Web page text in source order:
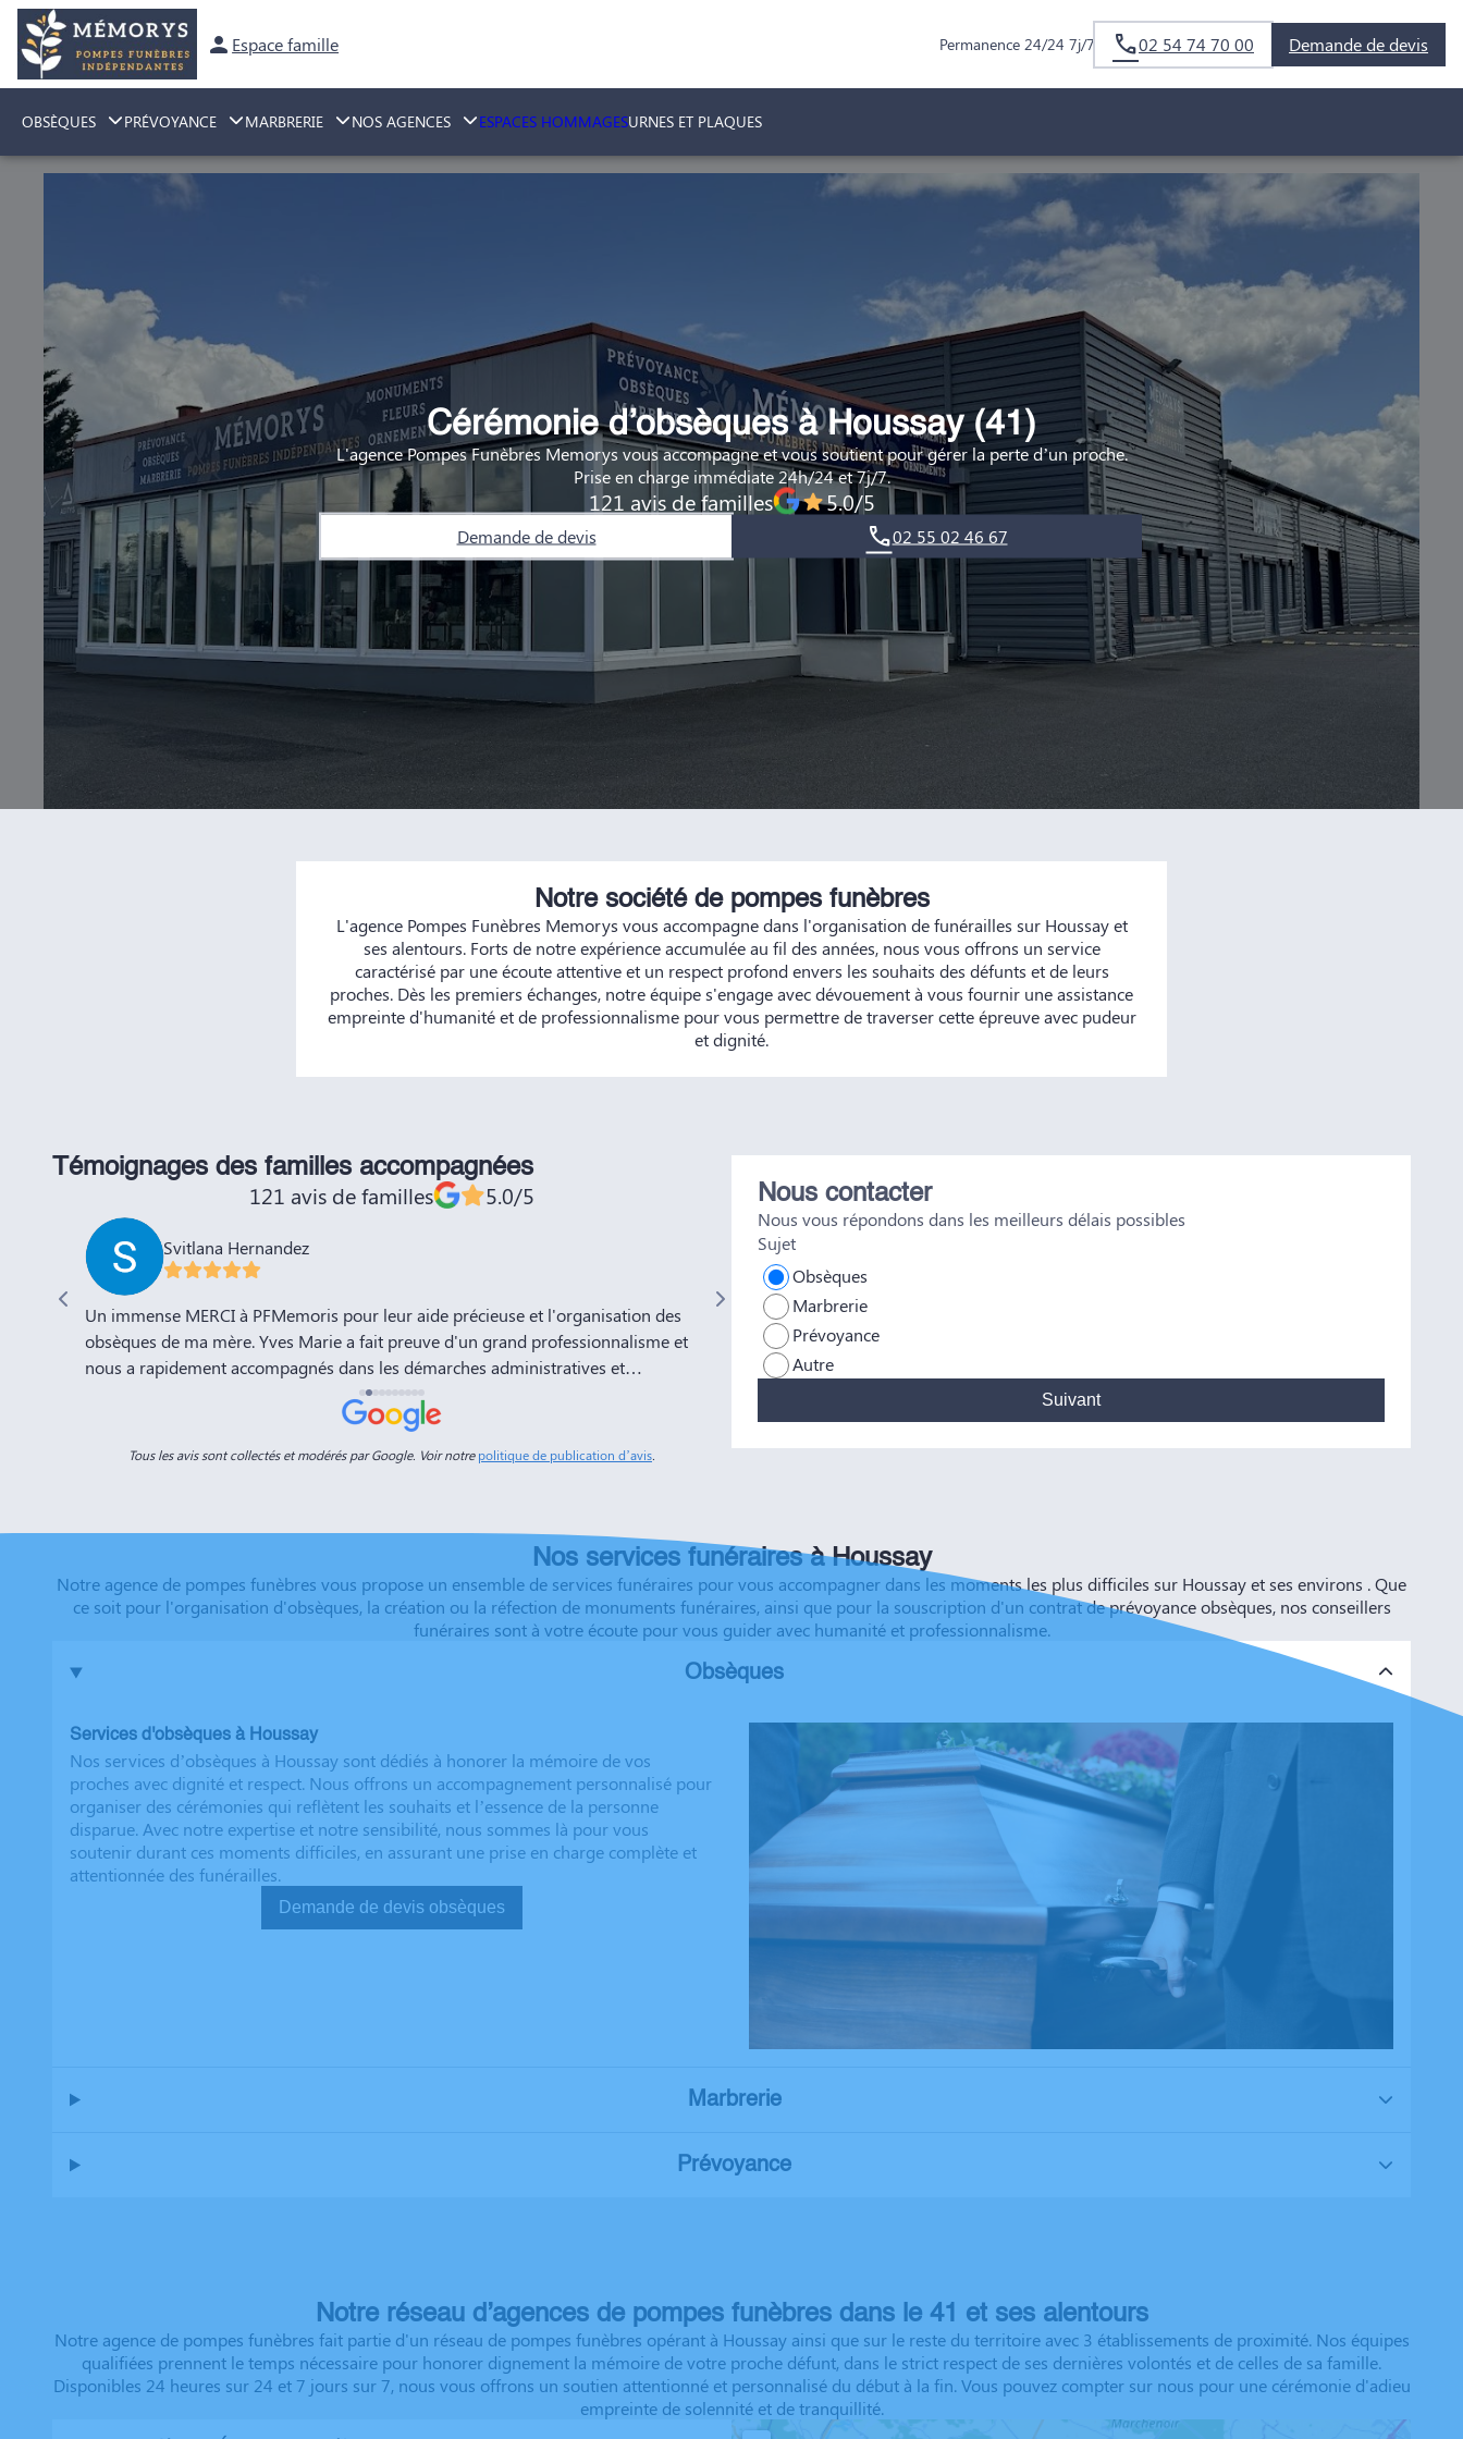
Espace famille Permanence 24/24 7j/7 02 54 74 70 00 Demande de devis
OBSÈQUES PRÉVOYANCE MARBRERIE NOS AGENCES ESPACES HOMMAGESURNES ET PLAQUES
Cérémonie d’obsèques à Houssay (41)
L'agence Pompes Funèbres Memorys vous accompagne et vous soutient pour gérer la perte d’un proche.
Prise en charge immédiate 24h/24 et 7j/7.
121 avis de familles 5.0/5
Demande de devis 02 55 02 46 67
Notre société de pompes funèbres
L'agence Pompes Funèbres Memorys vous accompagne dans l'organisation de funérailles sur Houssay et
ses alentours. Forts de notre expérience accumulée au fil des années, nous vous offrons un service
caractérisé par une écoute attentive et un respect profond envers les souhaits des défunts et de leurs
proches. Dès les premiers échanges, notre équipe s'engage avec dévouement à vous fournir une assistance
empreinte d'humanité et de professionnalisme pour vous permettre de traverser cette épreuve avec pudeur
et dignité.
Témoignages des familles accompagnées
121 avis de familles 5.0/5
Svitlana Hernandez
Un immense MERCI à PFMemoris pour leur aide précieuse et l'organisation des
obsèques de ma mère. Yves Marie a fait preuve d'un grand professionnalisme et
nous a rapidement accompagnés dans les démarches administratives et
l'organisation de la cérémonie d'adieu. Nous souhaitons à votre entreprise
prospérité et succès et la recommandons vivement à tous nos amis et
connaissances. Dans ces moments de deuil, des personnes comme Yves Marie et
Not No
Très bien était accueillie , très bon conseil Je vous remercie pour tout
Tous les avis sont collectés et modérés par Google. Voir notrepolitique de publication d’avis
Nous contacter
Nous vous répondons dans les meilleurs délais possibles
Sujet
Obsèques
Marbrerie
Prévoyance
Autre
Suivant
Nos services funéraires à Houssay
Notre agence de pompes funèbres vous propose un ensemble de services funéraires pour vous accompagner dans les moments les plus difficiles sur Houssay et ses environs . Que
ce soit pour l'organisation d'obsèques, la création ou la réfection de monuments funéraires, ainsi que pour la souscription d'un contrat de prévoyance obsèques, nos conseillers
funéraires sont à votre écoute pour vous guider avec humanité et professionnalisme.
Obsèques
Services d'obsèques à Houssay
Nos services d’obsèques à Houssay sont dédiés à honorer la mémoire de vos
proches avec dignité et respect. Nous offrons un accompagnement personnalisé pour
organiser des cérémonies qui reflètent les souhaits et l’essence de la personne
disparue. Avec notre expertise et notre sensibilité, nous sommes là pour vous
soutenir durant ces moments difficiles, en assurant une prise en charge complète et
attentionnée des funérailles.
Demande de devis obsèques
Marbrerie
Prévoyance
Notre réseau d’agences de pompes funèbres dans le 41 et ses alentours
Notre agence de pompes funèbres fait partie d'un réseau de pompes funèbres opérant à Houssay ainsi que sur le reste du territoire avec 3 établissements de proximité. Nos équipes
qualifiées prennent le temps nécessaire pour honorer dignement la mémoire de votre proche défunt, dans le strict respect de ses dernières volontés et de celles de sa famille.
Disponibles 24 heures sur 24 et 7 jours sur 7, nous vous offrons un soutien attentionné et personnalisé du début à la fin. Vous pouvez compter sur nous pour une cérémonie d'adieu
empreinte de solennité et de tranquillité.